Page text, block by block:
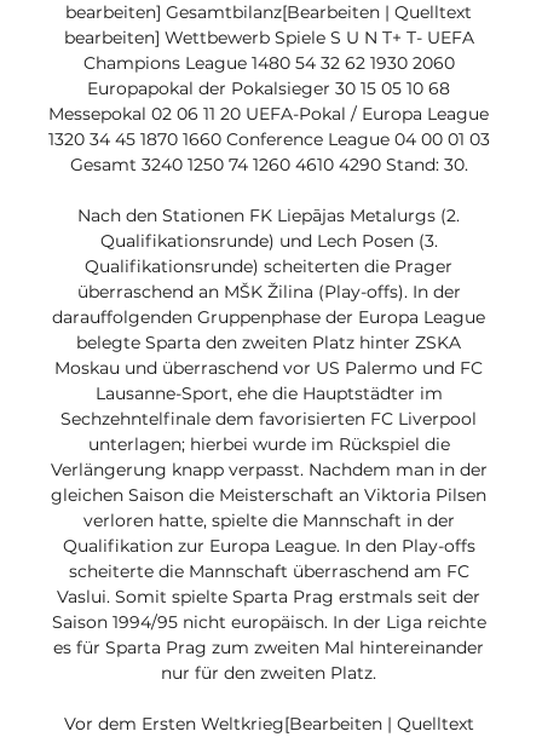
bearbeiten] Gesamtbilanz[Bearbeiten | Quelltext
bearbeiten] Wettbewerb Spiele S U N T+ T- UEFA
Champions League 1480 54 32 62 1930 2060
Europapokal der Pokalsieger 30 15 05 10 68
Messepokal 02 06 11 20 UEFA-Pokal / Europa League
1320 34 45 1870 1660 Conference League 04 00 01 03
Gesamt 3240 1250 74 1260 4610 4290 Stand: 30.
Nach den Stationen FK Liepājas Metalurgs (2.
Qualifikationsrunde) und Lech Posen (3.
Qualifikationsrunde) scheiterten die Prager
überraschend an MŠK Žilina (Play-offs). In der
darauffolgenden Gruppenphase der Europa League
belegte Sparta den zweiten Platz hinter ZSKA
Moskau und überraschend vor US Palermo und FC
Lausanne-Sport, ehe die Hauptstädter im
Sechzehntelfinale dem favorisierten FC Liverpool
unterlagen; hierbei wurde im Rückspiel die
Verlängerung knapp verpasst. Nachdem man in der
gleichen Saison die Meisterschaft an Viktoria Pilsen
verloren hatte, spielte die Mannschaft in der
Qualifikation zur Europa League. In den Play-offs
scheiterte die Mannschaft überraschend am FC
Vaslui. Somit spielte Sparta Prag erstmals seit der
Saison 1994/95 nicht europäisch. In der Liga reichte
es für Sparta Prag zum zweiten Mal hintereinander
nur für den zweiten Platz.
Vor dem Ersten Weltkrieg[Bearbeiten | Quelltext